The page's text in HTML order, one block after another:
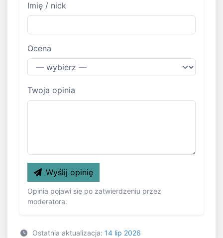
Imię / nick
Ocena
Twoja opinia
Wyślij opinię
Opinia pojawi się po zatwierdzeniu przez
moderatora.
Ostatnia aktualizacja: 14 lip 2026